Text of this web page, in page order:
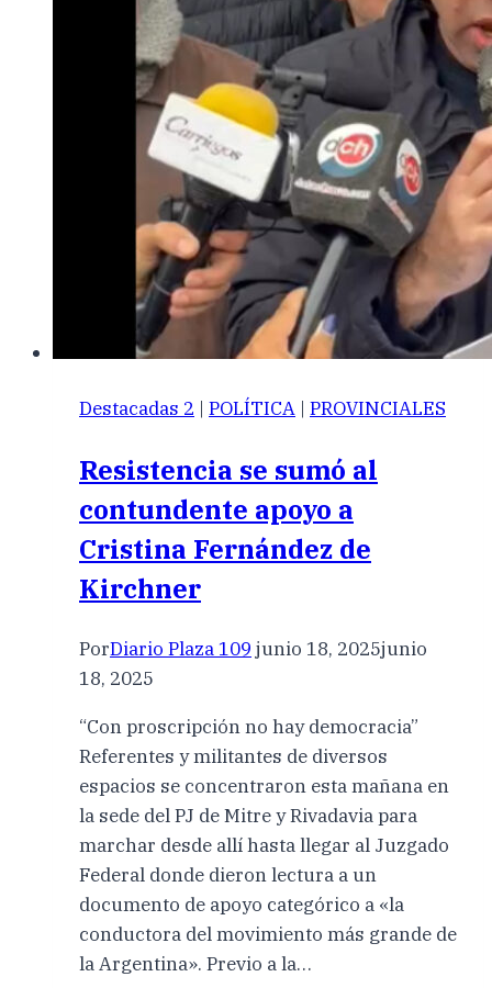
Destacadas 2 | POLÍTICA | PROVINCIALES
Resistencia se sumó al
contundente apoyo a
Cristina Fernández de
Kirchner
PorDiario Plaza 109 junio 18, 2025junio
18, 2025
“Con proscripción no hay democracia”
Referentes y militantes de diversos
espacios se concentraron esta mañana en
la sede del PJ de Mitre y Rivadavia para
marchar desde allí hasta llegar al Juzgado
Federal donde dieron lectura a un
documento de apoyo categórico a «la
conductora del movimiento más grande de
la Argentina». Previo a la…